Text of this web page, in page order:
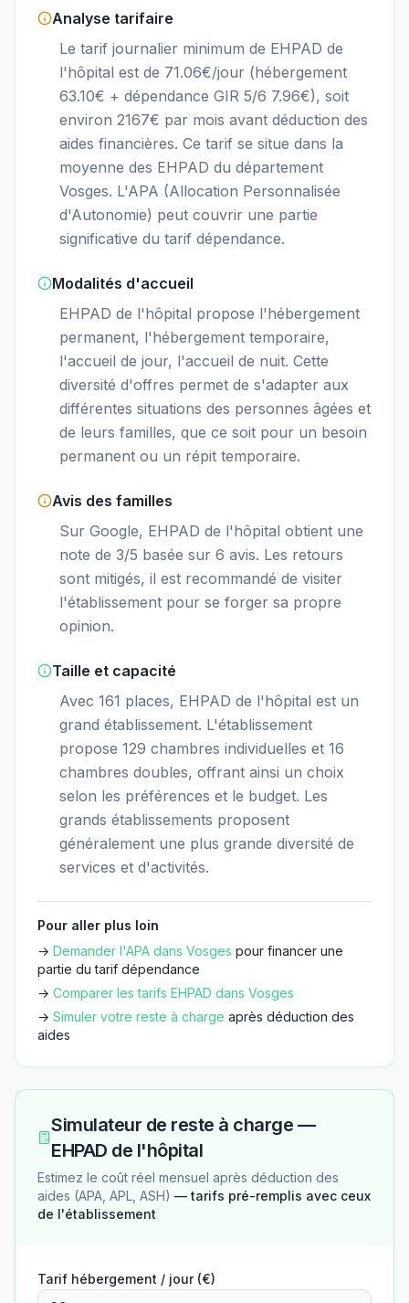
Analyse tarifaire
Le tarif journalier minimum de EHPAD de
l'hôpital est de 71.06€/jour (hébergement
63.10€ + dépendance GIR 5/6 7.96€), soit
environ 2167€ par mois avant déduction des
aides financières. Ce tarif se situe dans la
moyenne des EHPAD du département
Vosges. L'APA (Allocation Personnalisée
d'Autonomie) peut couvrir une partie
significative du tarif dépendance.
Modalités d'accueil
EHPAD de l'hôpital propose l'hébergement
permanent, l'hébergement temporaire,
l'accueil de jour, l'accueil de nuit. Cette
diversité d'offres permet de s'adapter aux
différentes situations des personnes âgées et
de leurs familles, que ce soit pour un besoin
permanent ou un répit temporaire.
Avis des familles
Sur Google, EHPAD de l'hôpital obtient une
note de 3/5 basée sur 6 avis. Les retours
sont mitigés, il est recommandé de visiter
l'établissement pour se forger sa propre
opinion.
Taille et capacité
Avec 161 places, EHPAD de l'hôpital est un
grand établissement. L'établissement
propose 129 chambres individuelles et 16
chambres doubles, offrant ainsi un choix
selon les préférences et le budget. Les
grands établissements proposent
généralement une plus grande diversité de
services et d'activités.
Pour aller plus loin
→ Demander l'APA dans Vosges pour financer une
partie du tarif dépendance
→ Comparer les tarifs EHPAD dans Vosges
→ Simuler votre reste à charge après déduction des
aides
Simulateur de reste à charge —
EHPAD de l'hôpital
Estimez le coût réel mensuel après déduction des
aides (APA, APL, ASH) — tarifs pré-remplis avec ceux
de l'établissement
Tarif hébergement / jour (€)